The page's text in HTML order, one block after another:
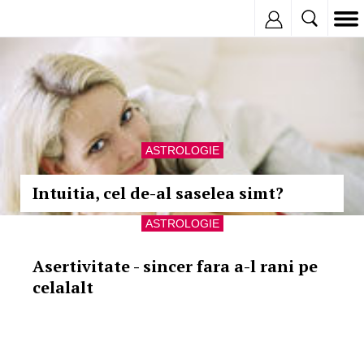
ASTROLOGIE
Intuitia, cel de-al saselea simt?
ASTROLOGIE
Asertivitate - sincer fara a-l rani pe
celalalt